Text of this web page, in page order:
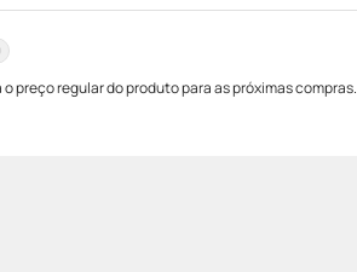
preço regular do produto para as próximas compras.